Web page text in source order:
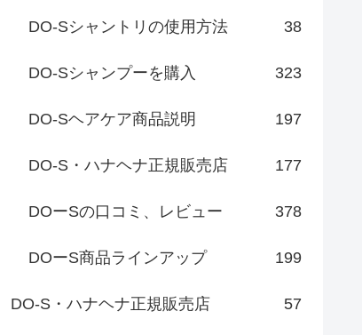
DO-Sシャントリの使用方法 38
DO-Sシャンプーを購入 323
DO-Sヘアケア商品説明 197
DO-S・ハナヘナ正規販売店 177
DOーSの口コミ、レビュー 378
DOーS商品ラインアップ 199
DO-S・ハナヘナ正規販売店 57